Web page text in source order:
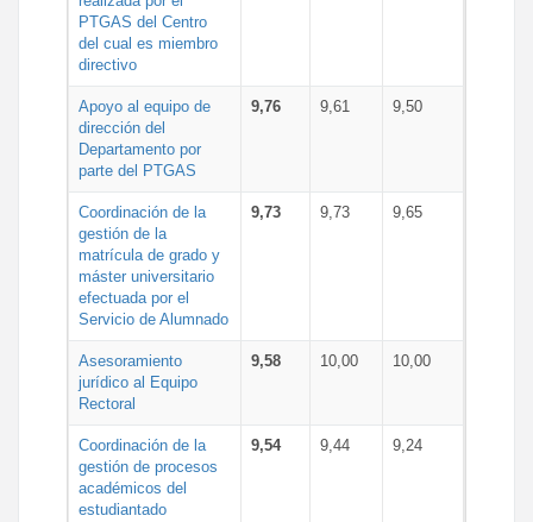
PTGAS del Centro
del cual es miembro
directivo
Apoyo al equipo de
dirección del
Departamento por
parte del PTGAS
9,76 9,61 9,50
Coordinación de la
gestión de la
matrícula de grado y
máster universitario
efectuada por el
Servicio de Alumnado
9,73 9,73 9,65
Asesoramiento
jurídico al Equipo
Rectoral
9,58 10,00 10,00
Coordinación de la
gestión de procesos
académicos del
estudiantado
9,54 9,44 9,24